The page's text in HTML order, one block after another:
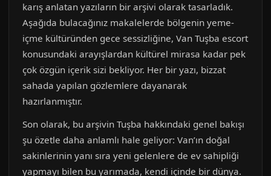
karış anlatan yazıların bir arşivi olarak tasarladık.
Aşağıda bulacağınız makalelerde bölgenin yeme-
içme kültüründen gece sessizliğine, Van Tuşba escort
konusundaki arayışlardan kültürel mirasa kadar pek
çok özgün içerik sizi bekliyor. Her bir yazı, bizzat
sahada yapılan gözlemlere dayanarak
hazırlanmıştır.
Son olarak, bu arşivin Tuşba hakkındaki genel bakışı
şu özetle daha anlamlı hale geliyor: Van’ın doğal
sakinlerinin yanı sıra yeni gelenlere de ev sahipliği
yapmayı bilen bu yarımada, kendi içinde bir dünya.